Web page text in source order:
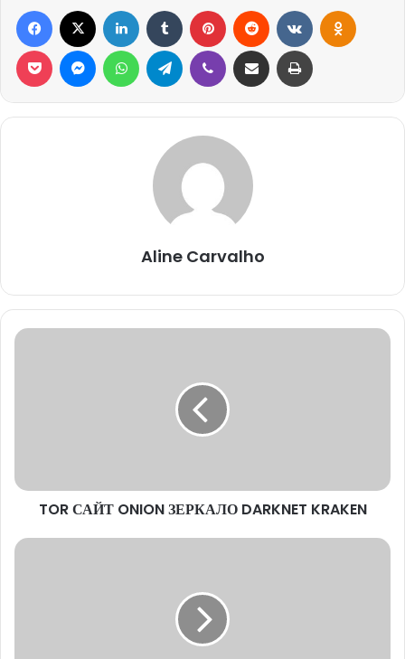
Facebook Linkedin Tumblr Pinterest Reddit
Pocket MessengerWhatsAppTelegram Viber Compartilhar via e-mail Imprimir
Aline Carvalho
TOR
TOR САЙТ ONION ЗЕРКАЛО DARKNET KRAKEN
ЗЕРКАЛО